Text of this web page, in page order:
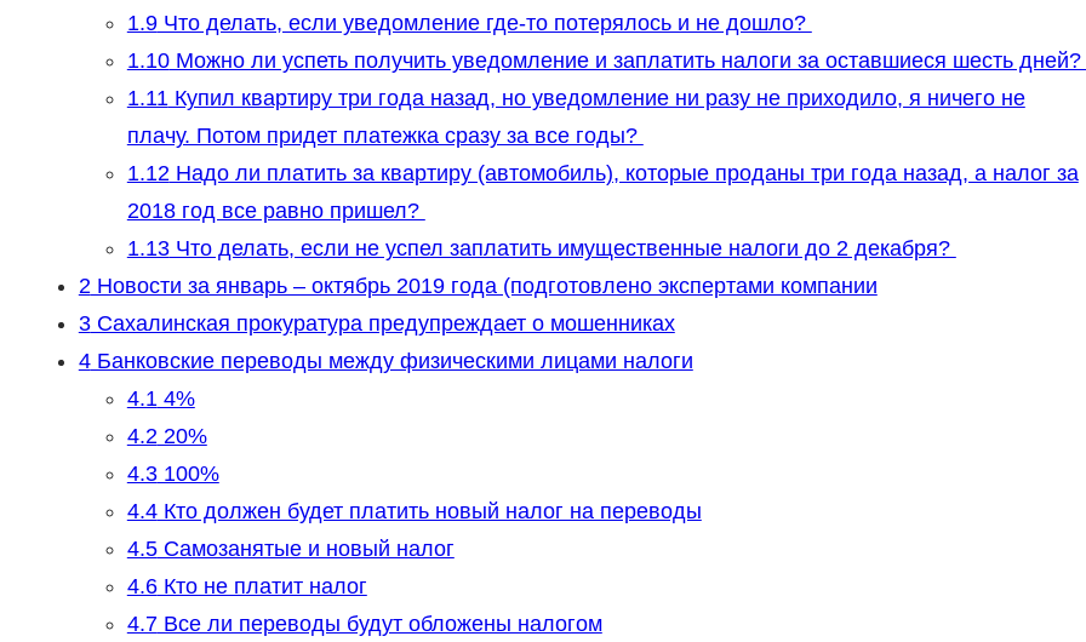
1.9Что делать, если уведомление где-то потерялось и не дошло?
1.10Можно ли успеть получить уведомление и заплатить налоги за оставшиеся шесть дней?
1.11Купил квартиру три года назад, но уведомление ни разу не приходило, я ничего не
плачу. Потом придет платежка сразу за все годы?
1.12Надо ли платить за квартиру (автомобиль), которые проданы три года назад, а налог за
2018 год все равно пришел?
1.13Что делать, если не успел заплатить имущественные налоги до 2 декабря?
2Новости за январь – октябрь 2019 года (подготовлено экспертами компании
3Сахалинская прокуратура предупреждает о мошенниках
4Банковские переводы между физическими лицами налоги
4.14%
4.220%
4.3100%
4.4Кто должен будет платить новый налог на переводы
4.5Самозанятые и новый налог
4.6Кто не платит налог
4.7Все ли переводы будут обложены налогом